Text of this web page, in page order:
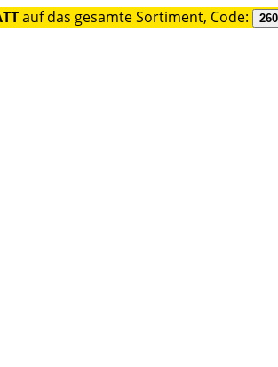
auf das gesamte Sortiment, Code: